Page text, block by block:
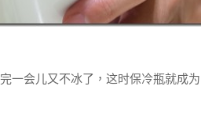
一会儿又不冰了，这时保冷瓶就成